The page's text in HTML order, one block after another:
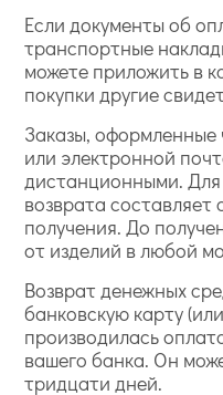
Если документы об
транспортные
можете приложить в
покупки другие
Заказы, оформленные
или электронной
дистанционными.
возврата составляет
получения. До
от изделий в любой
Возврат денежных
банковскую карту
производилась
вашего банка. Он
тридцати дней.